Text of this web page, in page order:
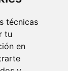
técnicas
tu
en